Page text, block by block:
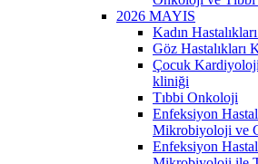
2026 MAYIS
Kadın
Göz Hastalıkları
Çocuk
kliniği
Tıbbi Onkoloji
Enfeksiyon
Mikrobiyoloji ve
Enfeksiyon